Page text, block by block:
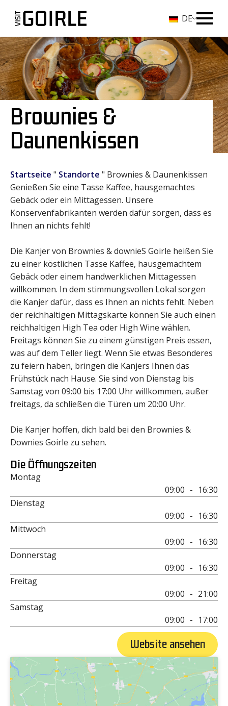
DE
Brownies &
Daunenkissen
Startseite " Standorte " Brownies & Daunenkissen
Genießen Sie eine Tasse Kaffee, hausgemachtes
Gebäck oder ein Mittagessen. Unsere
Konservenfabrikanten werden dafür sorgen, dass es
Ihnen an nichts fehlt!
Die Kanjer von Brownies & downieS Goirle heißen Sie
zu einer köstlichen Tasse Kaffee, hausgemachtem
Gebäck oder einem handwerklichen Mittagessen
willkommen. In dem stimmungsvollen Lokal sorgen
die Kanjer dafür, dass es Ihnen an nichts fehlt. Neben
der reichhaltigen Mittagskarte können Sie auch einen
reichhaltigen High Tea oder High Wine wählen.
Freitags können Sie zu einem günstigen Preis essen,
was auf dem Teller liegt. Wenn Sie etwas Besonderes
zu feiern haben, bringen die Kanjers Ihnen das
Frühstück nach Hause. Sie sind von Dienstag bis
Samstag von 09:00 bis 17:00 Uhr willkommen, außer
freitags, da schließen die Türen um 20:00 Uhr.
Die Kanjer hoffen, dich bald bei den Brownies &
Downies Goirle zu sehen.
Die Öffnungszeiten
Montag
09:00 - 16:30
Dienstag
09:00 - 16:30
Mittwoch
09:00 - 16:30
Donnerstag
09:00 - 16:30
Freitag
09:00 - 21:00
Samstag
09:00 - 17:00
Website ansehen